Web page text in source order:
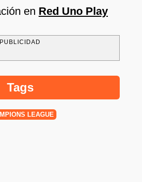
en Red Uno Play
PUBLICIDAD
Tags
LEAGUE